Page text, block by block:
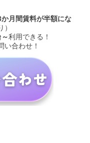
か月間賃料が半額にな
）
利用できる！
い合わせ！